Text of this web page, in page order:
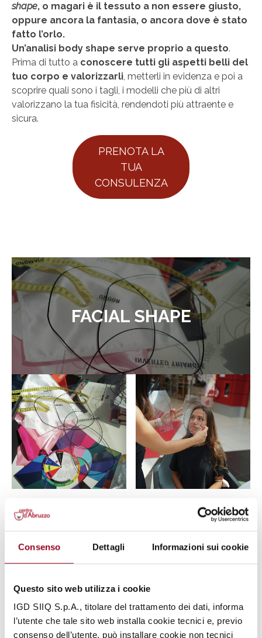
Consenso Dettagli Informazioni sui cookie
Questo sito web utilizza i cookie
IGD SIIQ S.p.A., titolare del trattamento dei dati, informa
l’utente che tale sito web installa cookie tecnici e, previo
consenso dell’utente, può installare cookie non tecnici
shape, o magari è il tessuto a non essere giusto,
oppure ancora la fantasia, o ancora dove è stato
fatto l’orlo.
Un’analisi body shape serve proprio a questo.
Prima di tutto a conoscere tutti gli aspetti belli del
tuo corpo e valorizzarli, metterli in evidenza e poi a
scoprire quali sono i tagli, i modelli che più di altri
valorizzano la tua fisicità, rendendoti più attraente e
sicura.
PRENOTA LA
TUA
CONSULENZA
FACIAL SHAPE
Il viso è il nostro biglietto da visita. Parla di noi
senza aprire bocca.Ogni viso ha delle caratteristiche
particolari sia in termini di proporzioni, sia in termini di
ed avere delle risposte su quale taglio di capelli,
rafforzano le nostre caratteristiche armoniche e
camuffano quelle piccole asimmetrie che non donano